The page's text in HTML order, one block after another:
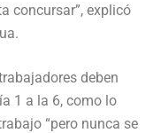
concursar”, explicó
deben
1 a la 6, como lo
“pero nunca se